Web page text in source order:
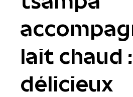
lait chaud
délicieux